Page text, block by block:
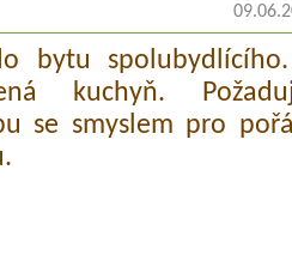
bytu
kuchyň.
se smyslem pro